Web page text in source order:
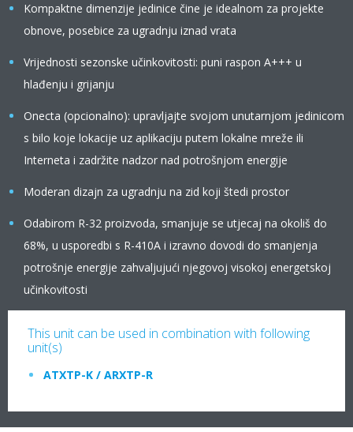
Kompaktne dimenzije jedinice čine je idealnom za projekte
obnove, posebice za ugradnju iznad vrata
Vrijednosti sezonske učinkovitosti: puni raspon A+++ u
hlađenju i grijanju
Onecta (opcionalno): upravljajte svojom unutarnjom jedinicom
s bilo koje lokacije uz aplikaciju putem lokalne mreže ili
Interneta i zadržite nadzor nad potrošnjom energije
Moderan dizajn za ugradnju na zid koji štedi prostor
Odabirom R-32 proizvoda, smanjuje se utjecaj na okoliš do
68%, u usporedbi s R-410A i izravno dovodi do smanjenja
potrošnje energije zahvaljujući njegovoj visokoj energetskoj
učinkovitosti
This unit can be used in combination with following
unit(s)
ATXTP-K / ARXTP-R